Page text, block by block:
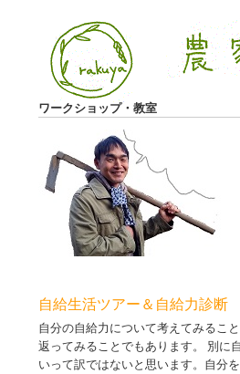
ワークショップ・教室
自給生活ツアー＆自給力診断
自分の自給力について考えてみるこ
返ってみることでもあります。 別に
いって訳ではないと思います。自分